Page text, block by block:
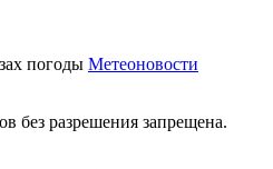
погоды Метеоновости
без разрешения запрещена.